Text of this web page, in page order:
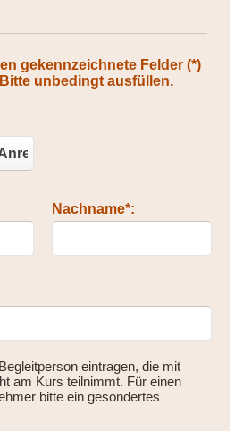
gekennzeichnete Felder (*)
unbedingt ausfüllen.
Nachname*:
eintragen, die mit
am Kurs teilnimmt. Für einen
bitte ein gesondertes